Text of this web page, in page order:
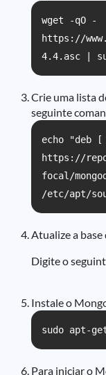
wget -qO -
https://
4.4.asc |
Crie uma lista
seguinte
echo "deb [
https://
focal/
/etc/apt/
Atualize a
Digite o
Instale o
sudo apt-
Para iniciar o